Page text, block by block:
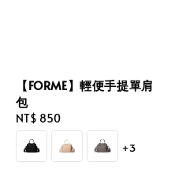
【FORME】輕便手提單肩
包
Regular
price
NT$ 850
+3